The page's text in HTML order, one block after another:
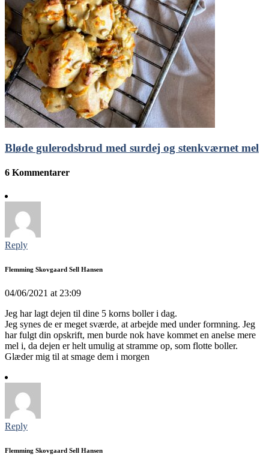
Bløde gulerodsbrud med surdej og stenkværnet mel
6 Kommentarer
Reply
Flemming Skovgaard Sell Hansen
04/06/2021 at 23:09
Jeg har lagt dejen til dine 5 korns boller i dag.
Jeg synes de er meget sværde, at arbejde med under formning. Jeg
har fulgt din opskrift, men burde nok have kommet en anelse mere
mel i, da dejen er helt umulig at stramme op, som flotte boller.
Glæder mig til at smage dem i morgen
Reply
Flemming Skovgaard Sell Hansen